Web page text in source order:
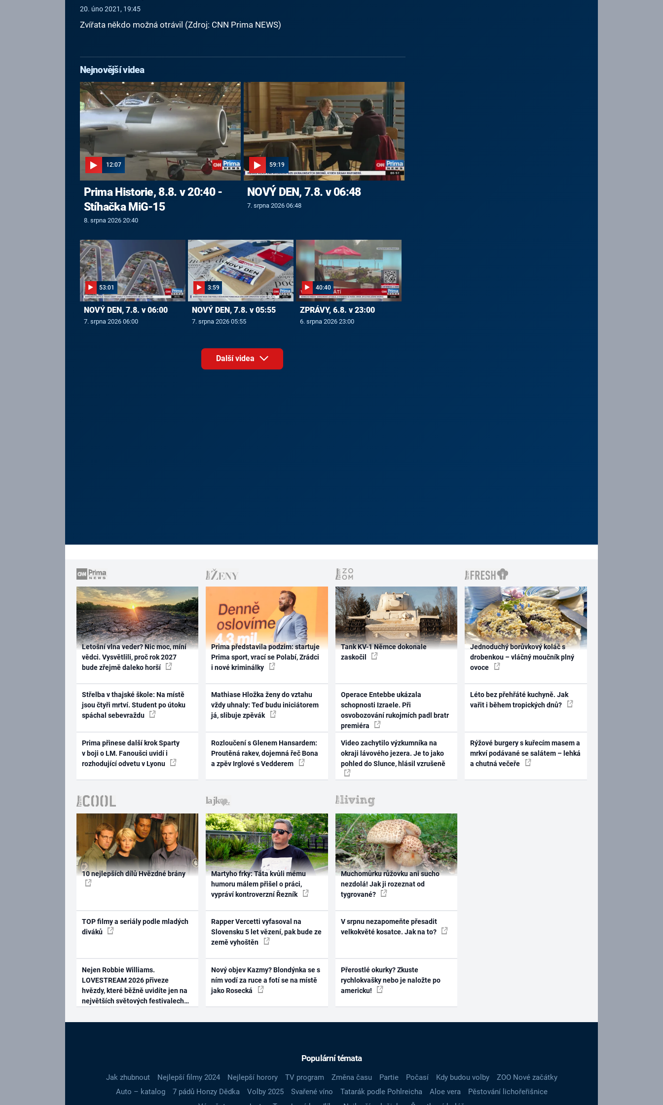
20. úno 2021, 19:45
Zvířata někdo možná otrávil (Zdroj: CNN Prima NEWS)
Nejnovější videa
12:07
Prima Historie, 8.8. v 20:40 -
Stíhačka MiG-15
8. srpna 2026 20:40
59:19
NOVÝ DEN, 7.8. v 06:48
7. srpna 2026 06:48
53:01
NOVÝ DEN, 7.8. v 06:00
7. srpna 2026 06:00
3:59
NOVÝ DEN, 7.8. v 05:55
7. srpna 2026 05:55
40:40
ZPRÁVY, 6.8. v 23:00
6. srpna 2026 23:00
Další videa
Letošní vlna veder? Nic moc, míní
vědci. Vysvětlili, proč rok 2027
bude zřejmě daleko horší
Střelba v thajské škole: Na místě
jsou čtyři mrtví. Student po útoku
spáchal sebevraždu
Prima přinese další krok Sparty
v boji o LM. Fanoušci uvidí i
rozhodující odvetu v Lyonu
Prima představila podzim: startuje
Prima sport, vrací se Polabí, Zrádci
i nové kriminálky
Mathiase Hložka ženy do vztahu
vždy uhnaly: Teď budu iniciátorem
já, slibuje zpěvák
Rozloučení s Glenem Hansardem:
Proutěná rakev, dojemná řeč Bona
a zpěv Irglové s Vedderem
Tank KV-1 Němce dokonale
zaskočil
Operace Entebbe ukázala
schopnosti Izraele. Při
osvobozování rukojmích padl bratr
premiéra
Video zachytilo výzkumníka na
okraji lávového jezera. Je to jako
pohled do Slunce, hlásil vzrušeně
Jednoduchý borůvkový koláč s
drobenkou – vláčný moučník plný
ovoce
Léto bez přehřáté kuchyně. Jak
vařit i během tropických dnů?
Rýžové burgery s kuřecím masem a
mrkví podávané se salátem – lehká
a chutná večeře
10 nejlepších dílů Hvězdné brány
TOP filmy a seriály podle mladých
diváků
Nejen Robbie Williams.
LOVESTREAM 2026 přiveze
hvězdy, které běžně uvidíte jen na
největších světových festivalech
Martyho frky: Táta kvůli mému
humoru málem přišel o práci,
vypráví kontroverzní Řezník
Rapper Vercetti vyfasoval na
Slovensku 5 let vězení, pak bude ze
země vyhoštěn
Nový objev Kazmy? Blondýnka se s
ním vodí za ruce a fotí se na místě
jako Rosecká
Muchomůrku růžovku ani sucho
nezdolá! Jak ji rozeznat od
tygrované?
V srpnu nezapomeňte přesadit
velkokvěté kosatce. Jak na to?
Přerostlé okurky? Zkuste
rychlokvašky nebo je naložte po
americku!
Populární témata
Jak zhubnout Nejlepší filmy 2024 Nejlepší horory TV program Změna času Partie Počasí Kdy budou volby
ZOO Nové začátky
Auto – katalog
7 pádů Honzy Dědka Volby 2025 Svařené víno Tatarák podle Pohlreicha Aloe vera
Pěstování lichořeřišnice